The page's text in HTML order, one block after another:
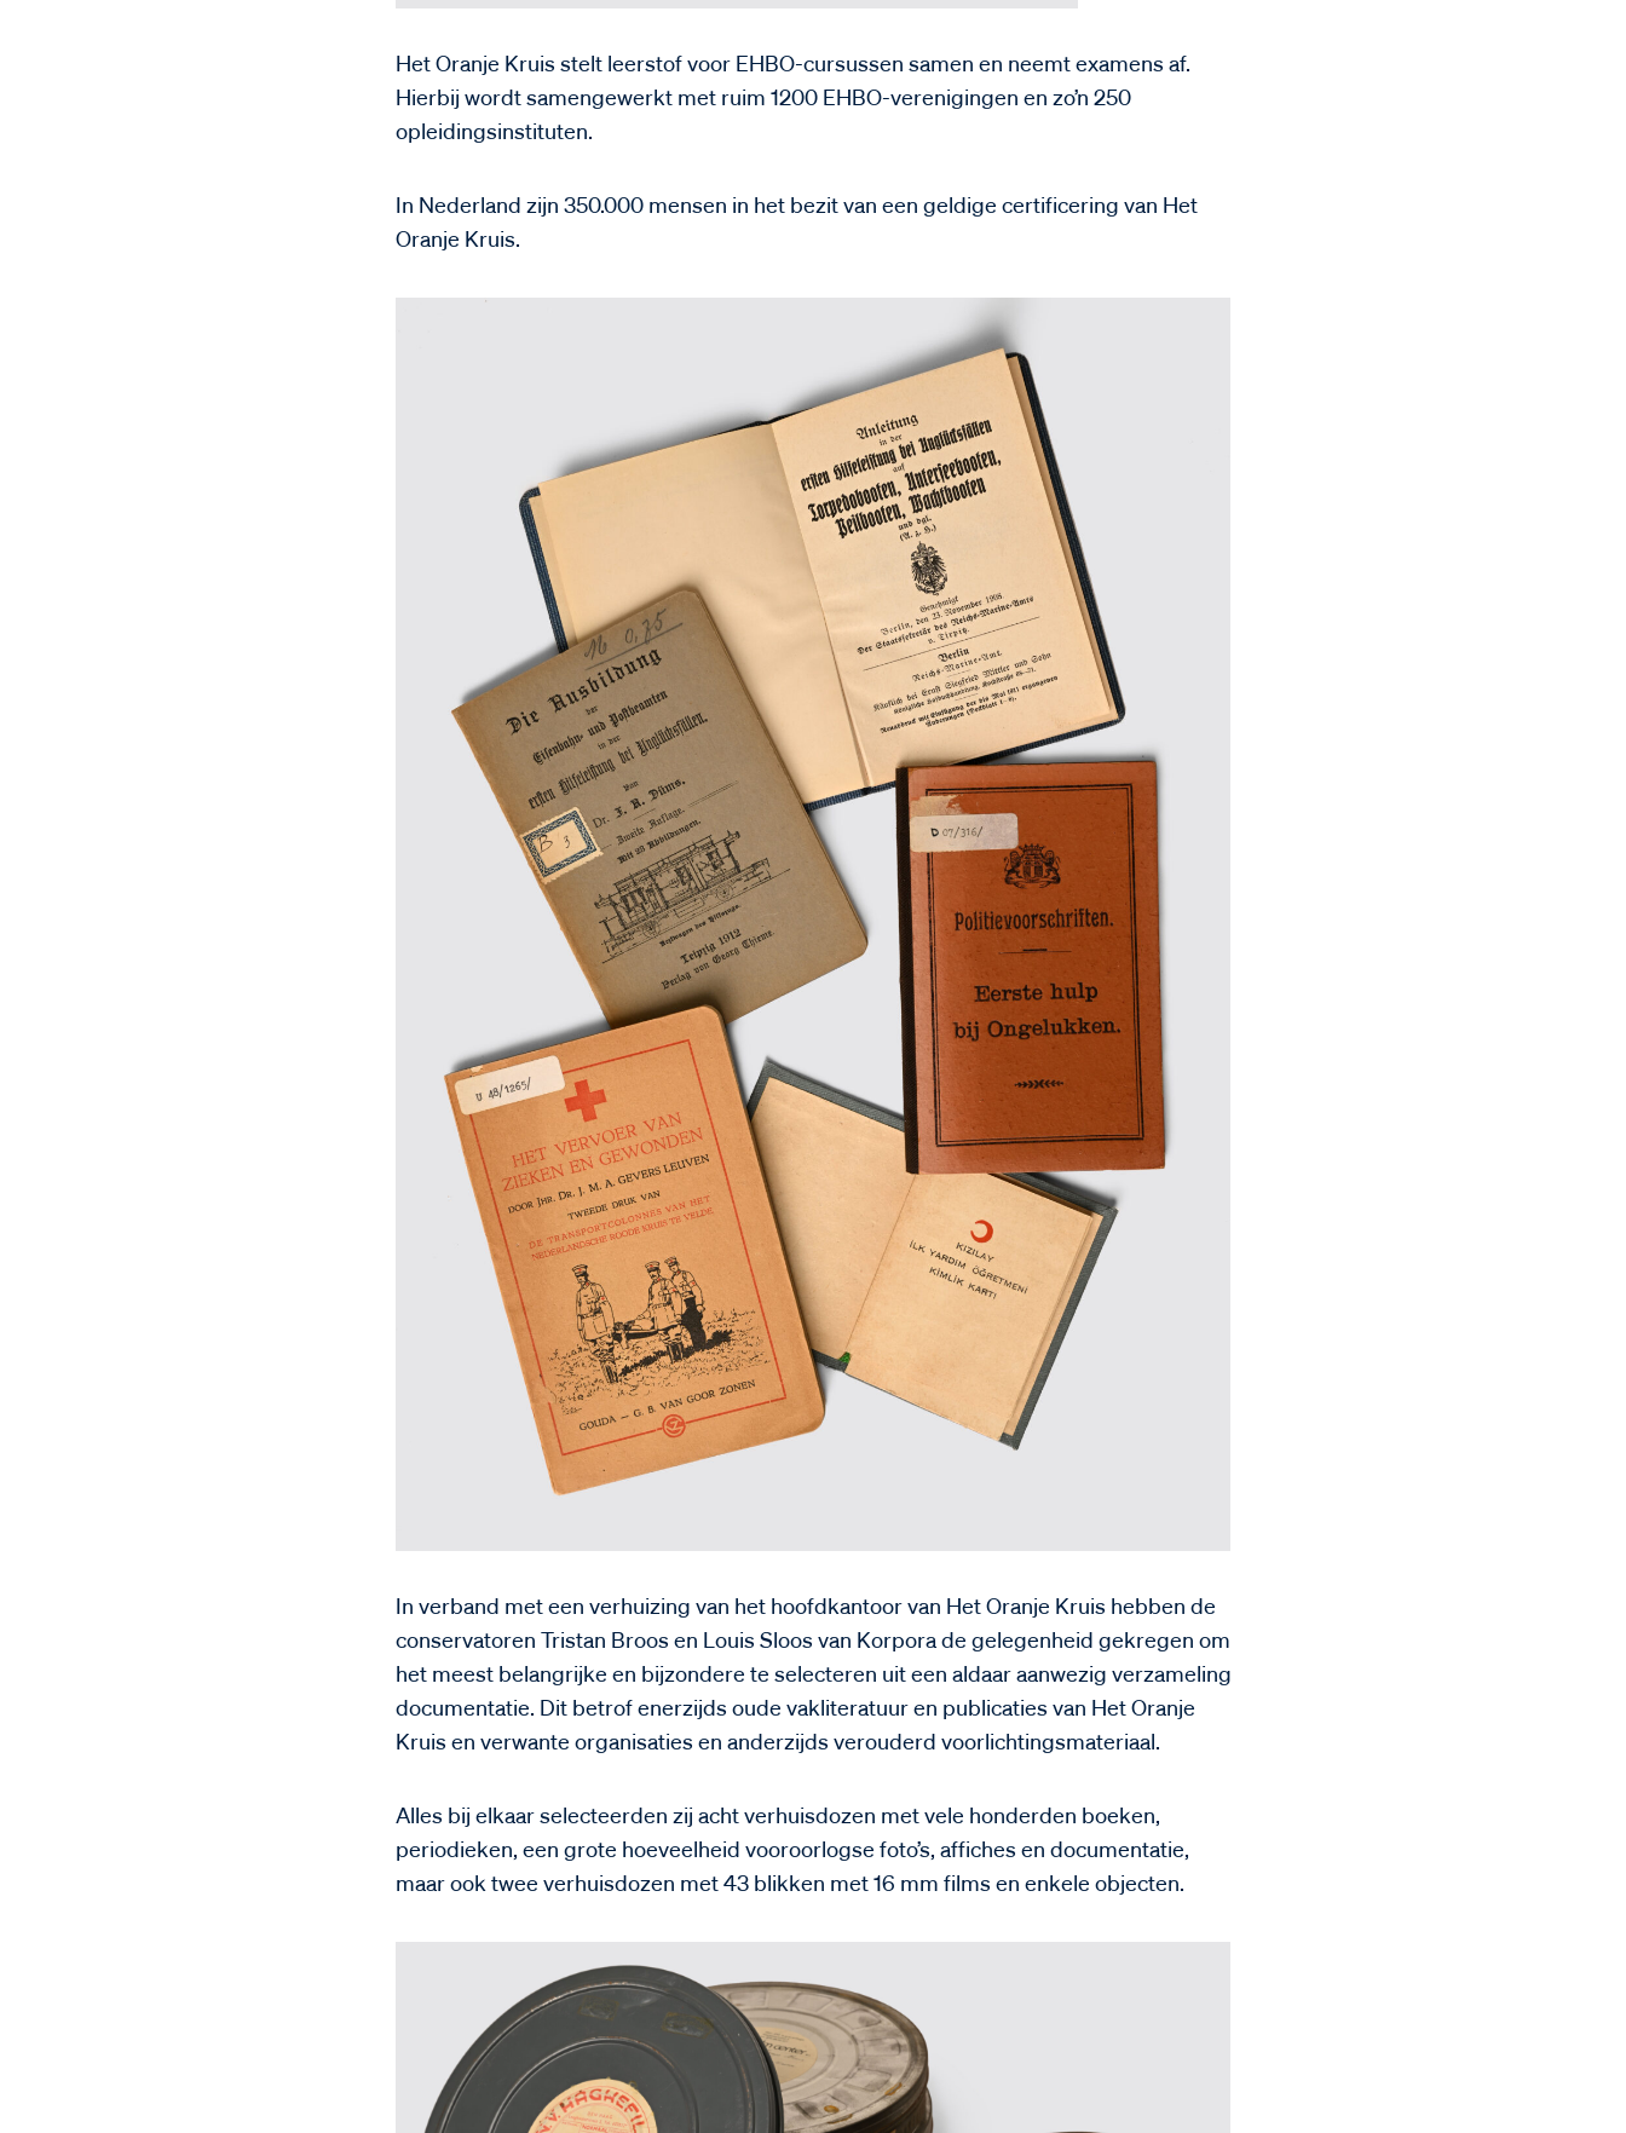
Het Oranje Kruis stelt leerstof voor EHBO-cursussen samen en neemt examens af.
Hierbij wordt samengewerkt met ruim 1200 EHBO-verenigingen en zo’n 250
opleidingsinstituten.
In Nederland zijn 350.000 mensen in het bezit van een geldige certificering van Het
Oranje Kruis.
In verband met een verhuizing van het hoofdkantoor van Het Oranje Kruis hebben de
conservatoren Tristan Broos en Louis Sloos van Korpora de gelegenheid gekregen om
het meest belangrijke en bijzondere te selecteren uit een aldaar aanwezig verzameling
documentatie. Dit betrof enerzijds oude vakliteratuur en publicaties van Het Oranje
Kruis en verwante organisaties en anderzijds verouderd voorlichtingsmateriaal.
Alles bij elkaar selecteerden zij acht verhuisdozen met vele honderden boeken,
periodieken, een grote hoeveelheid vooroorlogse foto’s, affiches en documentatie,
maar ook twee verhuisdozen met 43 blikken met 16 mm films en enkele objecten.